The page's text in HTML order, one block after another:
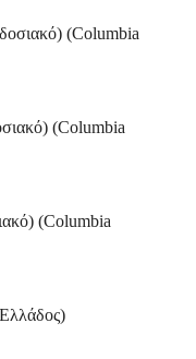
(Columbia
(Columbia
(Columbia